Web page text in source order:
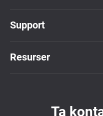
Support
Resurser
Ta